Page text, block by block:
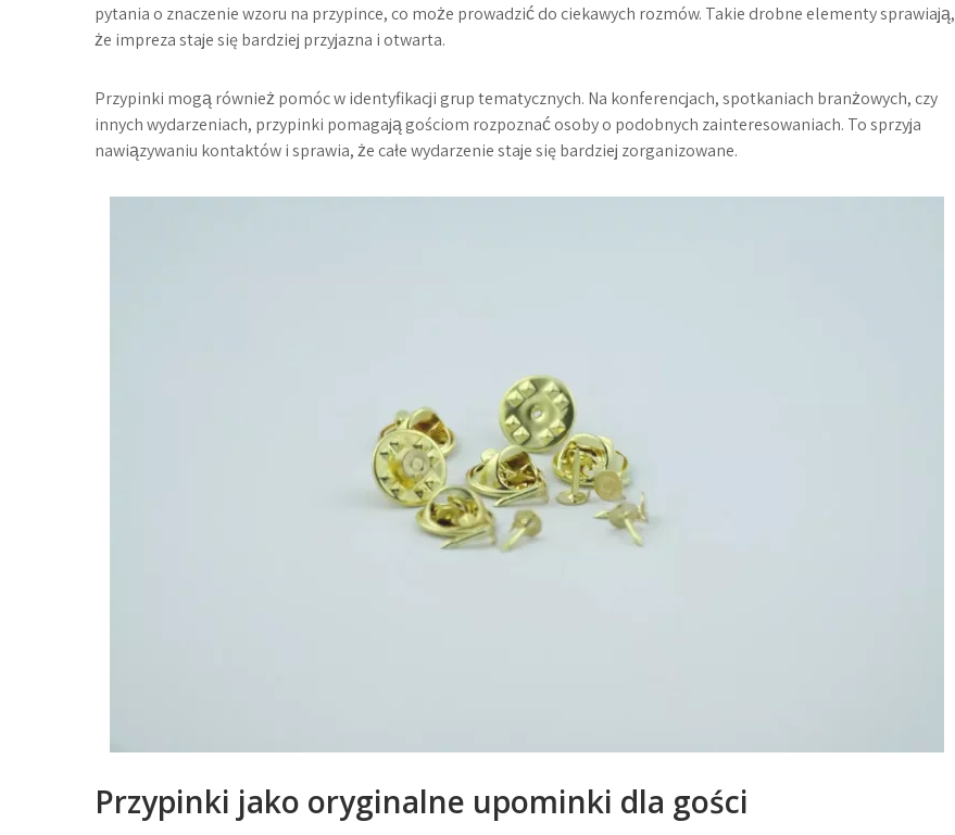
pytania o znaczenie wzoru na przypince, co może prowadzić do ciekawych rozmów. Takie drobne elementy sprawiają,
że impreza staje się bardziej przyjazna i otwarta.
Przypinki mogą również pomóc w identyfikacji grup tematycznych. Na konferencjach, spotkaniach branżowych, czy
innych wydarzeniach, przypinki pomagają gościom rozpoznać osoby o podobnych zainteresowaniach. To sprzyja
nawiązywaniu kontaktów i sprawia, że całe wydarzenie staje się bardziej zorganizowane.
Przypinki jako oryginalne upominki dla gości